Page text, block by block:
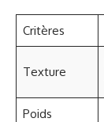
Critères
Texture
Poids